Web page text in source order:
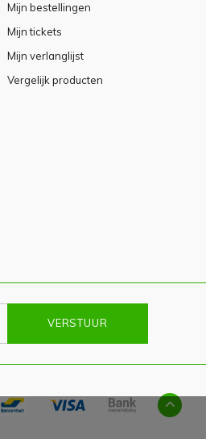
Mijn bestellingen
Mijn tickets
Mijn verlanglijst
Vergelijk producten
VERSTUUR